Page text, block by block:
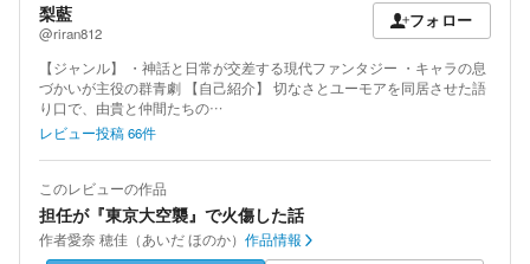
梨藍
@riran812
フォロー
【ジャンル】 ・神話と日常が交差する現代ファンタジー ・キャラの息
づかいが主役の群青劇 【自己紹介】 切なさとユーモアを同居させた語
り口で、由貴と仲間たちの…
レビュー投稿66件
このレビューの作品
担任が『東京大空襲』で火傷した話
作者愛奈 穂佳（あいだ ほのか） 作品情報